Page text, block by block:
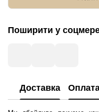
Поширити у
Доставка